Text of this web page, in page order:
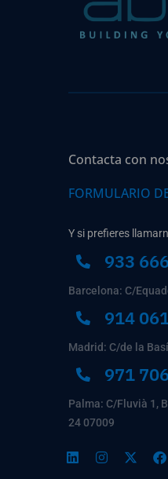
Contacta con
FORMULARIO
Y si prefieres
933
Barcelona: C/
914
Madrid: C/de la
971
Palma: C/Fluvià 1,
24 07009